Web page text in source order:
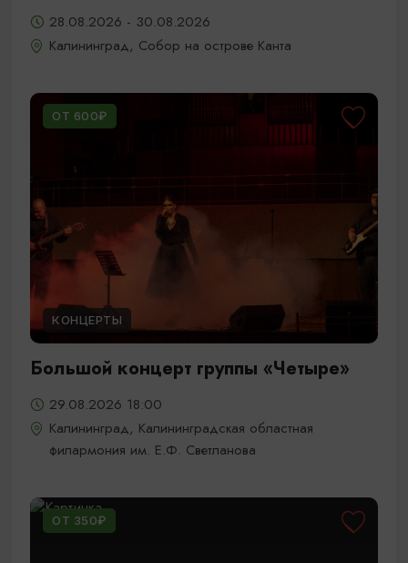
28.08.2026 - 30.08.2026
Калининград, Собор на острове Канта
ОТ 600₽
КОНЦЕРТЫ
Большой концерт группы «Четыре»
29.08.2026 18:00
Калининград, Калининградская областная
филармония им. Е.Ф. Светланова
ОТ 350₽